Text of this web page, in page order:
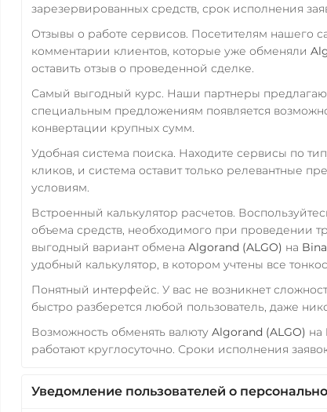
зарезервированных средств, срок исполнения
Отзывы о работе сервисов. Посетителям нашего
комментарии клиентов, которые уже обменяли
оставить отзыв о проведенной сделке.
Самый выгодный курс. Наши партнеры
специальным предложениям появляется
конвертации крупных сумм.
Удобная система поиска. Находите сервисы по
кликов, и система оставит только релевантные
условиям.
Встроенный калькулятор расчетов.
объема средств, необходимого при проведении
выгодный вариант обмена Algorand (ALGO) на
удобный калькулятор, в котором учтены все
Понятный интерфейс. У вас не возникнет
быстро разберется любой пользователь, даже
Возможность обменять валюту Algorand (ALGO) на
работают круглосуточно. Сроки исполнения
Уведомление пользователей о